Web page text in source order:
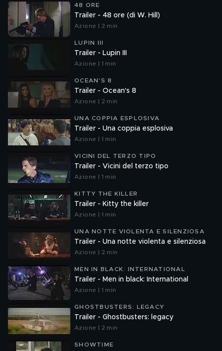
48 ORE
Trailer - 48 ore (di W. Hill)
Azione | 2 min
LUPIN III
Trailer - Lupin III
Azione | 1 min
OCEAN'S 8
Trailer - Ocean's 8
Azione | 2 min
UNA COPPIA ESPLOSIVA
Trailer - Una coppia esplosiva
Azione | 1 min
VICINI DEL TERZO TIPO
Trailer - Vicini del terzo tipo
Azione | 1 min
KITTY THE KILLER
Trailer - Kitty the killer
Azione | 1 min
UNA NOTTE VIOLENTA E SILENZIOSA
Trailer - Una notte violenta e silenziosa
Azione | 2 min
MEN IN BLACK: INTERNATIONAL
Trailer - Men in black: International
Azione | 1 min
GHOSTBUSTERS: LEGACY
Trailer - Ghostbusters: legacy
Azione | 2 min
SHOWTIME